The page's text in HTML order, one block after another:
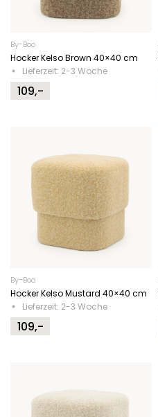
By-Boo
Hocker Kelso Brown 40×40 cm
Lieferzeit: 2-3 Woche
109,-
By-Boo
Hocker Kelso Mustard 40×40 cm
Lieferzeit: 2-3 Woche
109,-